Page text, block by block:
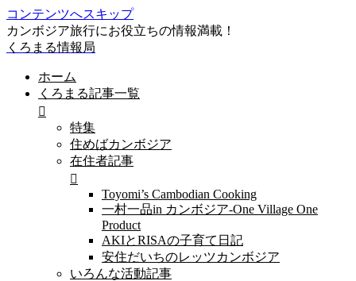
コンテンツへスキップ
カンボジア旅行にお役立ちの情報満載！
くろまる情報局
ホーム
くろまる記事一覧
特集
住めばカンボジア
在住者記事
Toyomi’s Cambodian Cooking
一村一品in カンボジア-One Village One
Product
AKIとRISAの子育て日記
安住だいちのレッツカンボジア
いろんな活動記事